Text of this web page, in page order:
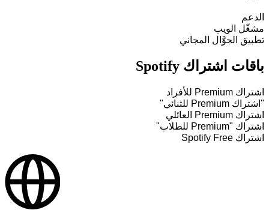
الدعم
مشغّل الويب
تطبيق الجوَّال المجاني
باقات اشتراك Spotify
اشتراك Premium للأفراد
"اشتراك Premium للثنائي"
اشتراك Premium العائلي
اشتراك "Premium للطلاب"
اشتراك Spotify Free